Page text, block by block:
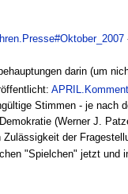
darin (um
Stimmen - je nach
(Werner J.
der
"Spielchen" jetzt und